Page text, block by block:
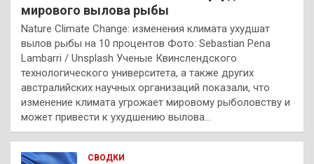
мирового вылова рыбы
Nature Climate Change: изменения климата ухудшат
вылов рыбы на 10 процентов Фото: Sebastian Pena
Lambarri / Unsplash Ученые Квинслендского
технологического университета, а также других
австралийских научных организаций показали, что
изменение климата угрожает мировому рыболовству и
может привести к ухудшению вылова…
СВОДКИ